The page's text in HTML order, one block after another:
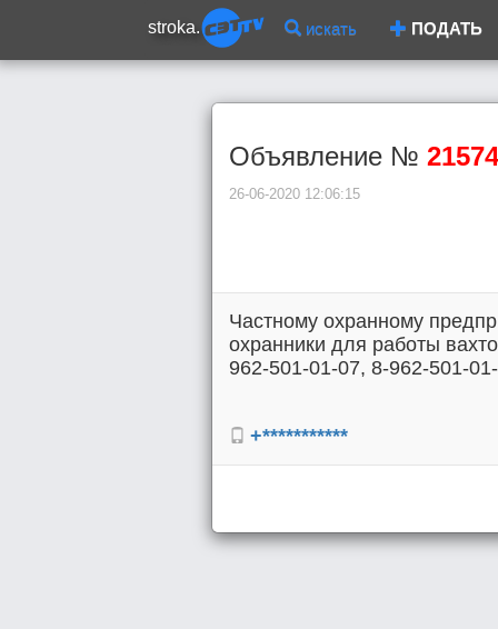
stroka. искать ПОДАТЬ
Объявление № 21574
26-06-2020 12:06:15
Частному охранному
охранники для работы
962-501-01-07, 8-962-501-
+***********